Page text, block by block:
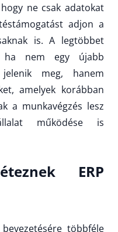
ne csak adatokat
adjon a
is. A legtöbbet
ha nem egy újabb
meg, hanem
amelyek korábban
a munkavégzés lesz
működése is
ERP
többféle